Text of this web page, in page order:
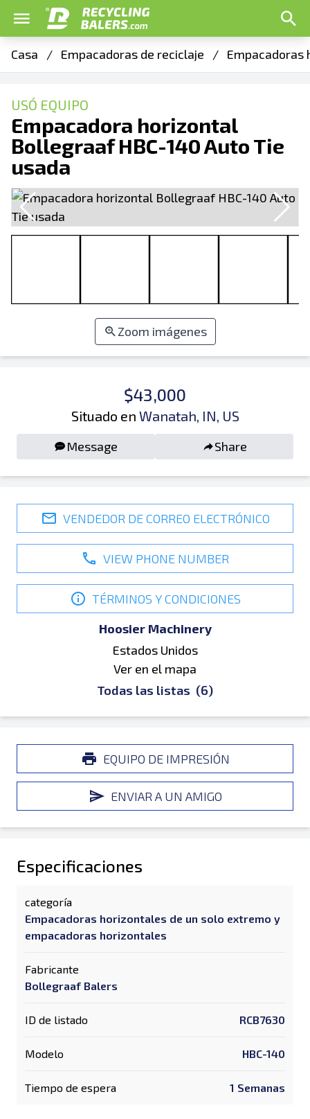
Casa / Empacadoras de reciclaje / Empacadoras
USÓ EQUIPO
Empacadora horizontal
Bollegraaf HBC-140 Auto Tie
usada
Zoom imágenes
$43,000
Situado en Wanatah, IN, US
Message Share
VENDEDOR DE CORREO ELECTRÓNICO
VIEW PHONE NUMBER
TÉRMINOS Y CONDICIONES
Hoosier Machinery
Estados Unidos
Ver en el mapa
Todas las listas (6)
EQUIPO DE IMPRESIÓN
ENVIAR A UN AMIGO
Especificaciones
categoría
Empacadoras horizontales de un solo extremo y
empacadoras horizontales
Fabricante
Bollegraaf Balers
ID de listado RCB7630
Modelo HBC-140
Tiempo de espera 1 Semanas